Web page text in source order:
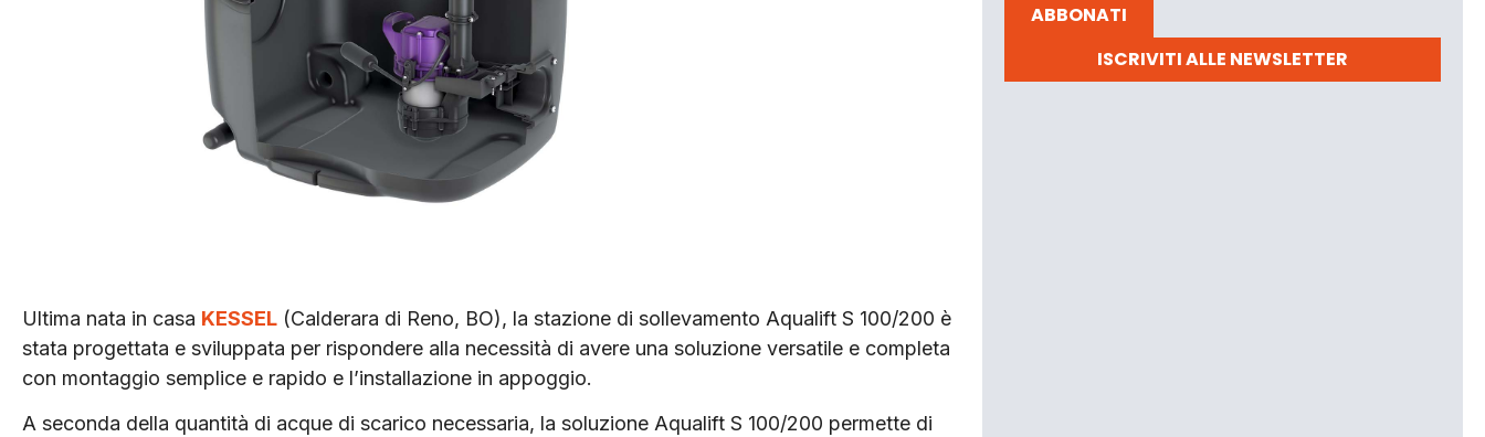
Ultima nata in casa KESSEL (Calderara di Reno, BO), la stazione di sollevamento Aqualift S 100/200 è
stata progettata e sviluppata per rispondere alla necessità di avere una soluzione versatile e completa
con montaggio semplice e rapido e l’installazione in appoggio.
A seconda della quantità di acque di scarico necessaria, la soluzione Aqualift S 100/200 permette di
ABBONATI
ISCRIVITI ALLE NEWSLETTER